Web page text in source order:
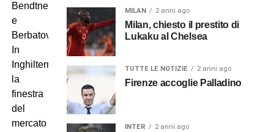
Bendtner
e
Berbatov.
In
Inghilterra
la
finestra
del
mercato
MILAN 2 anni ago
Milan, chiesto il prestito di
Lukaku al Chelsea
TUTTE LE NOTIZIE 2 anni ago
Firenze accoglie Palladino
INTER 2 anni ago